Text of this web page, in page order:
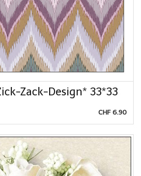
Zack-Design* 33*33
CHF 6.90